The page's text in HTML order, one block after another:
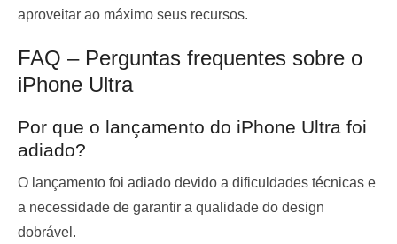
aproveitar ao máximo seus recursos.
FAQ – Perguntas frequentes sobre o
iPhone Ultra
Por que o lançamento do iPhone Ultra foi
adiado?
O lançamento foi adiado devido a dificuldades técnicas e
a necessidade de garantir a qualidade do design
dobrável.